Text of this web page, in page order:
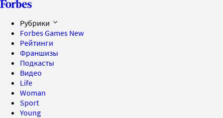
Рубрики
Forbes Games New
Рейтинги
Франшизы
Подкасты
Видео
Life
Woman
Sport
Young